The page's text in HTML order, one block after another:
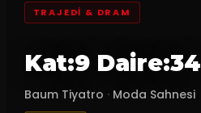
TRAJEDI & DRAM
Kat:9 Daire:34
Baum Tiyatro · Moda Sahnesi